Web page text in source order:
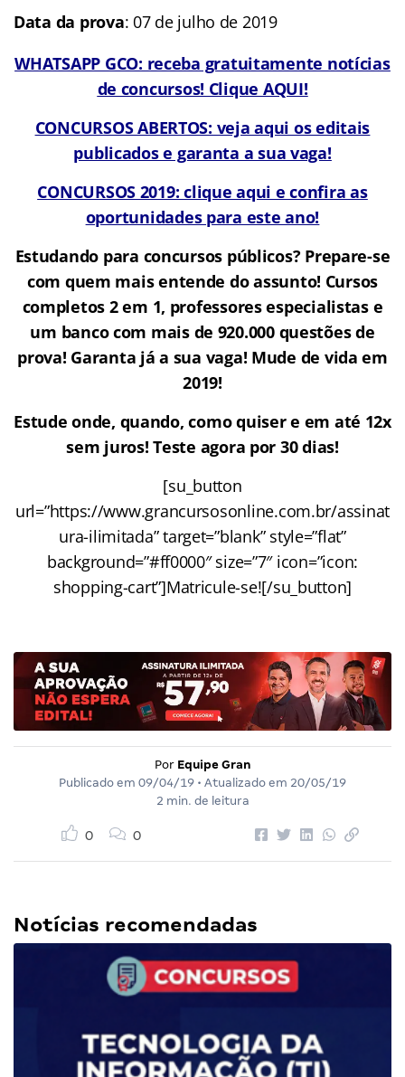
Data da prova: 07 de julho de 2019
WHATSAPP GCO: receba gratuitamente notícias
de concursos! Clique AQUI!
CONCURSOS ABERTOS: veja aqui os editais
publicados e garanta a sua vaga!
CONCURSOS 2019: clique aqui e confira as
oportunidades para este ano!
Estudando para concursos públicos? Prepare-se
com quem mais entende do assunto! Cursos
completos 2 em 1, professores especialistas e
um banco com mais de 920.000 questões de
prova! Garanta já a sua vaga! Mude de vida em
2019!
Estude onde, quando, como quiser e em até 12x
sem juros! Teste agora por 30 dias!
[su_button
url=”https://www.grancursosonline.com.br/assinat
ura-ilimitada” target=”blank” style=”flat”
background=”#ff0000″ size=”7″ icon=”icon:
shopping-cart”]Matricule-se![/su_button]
Por Equipe Gran
Publicado em 09/04/19 • Atualizado em 20/05/19
2 min. de leitura
0 0
Notícias recomendadas